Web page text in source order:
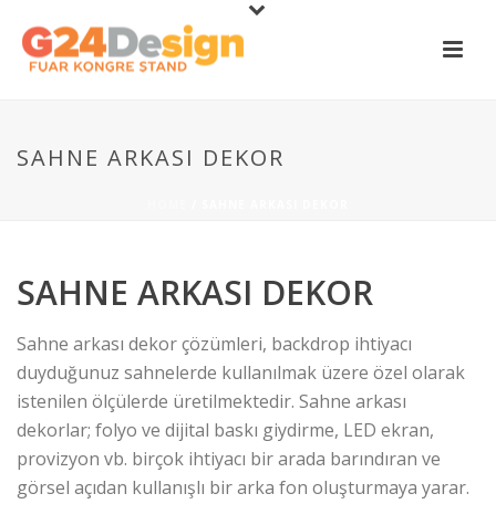
SAHNE ARKASI DEKOR
SAHNE ARKASI DEKOR
Sahne arkası dekor çözümleri, backdrop ihtiyacı
duyduğunuz sahnelerde kullanılmak üzere özel olarak
istenilen ölçülerde üretilmektedir. Sahne arkası
dekorlar; folyo ve dijital baskı giydirme, LED ekran,
provizyon vb. birçok ihtiyacı bir arada barındıran ve
görsel açıdan kullanışlı bir arka fon oluşturmaya yarar.